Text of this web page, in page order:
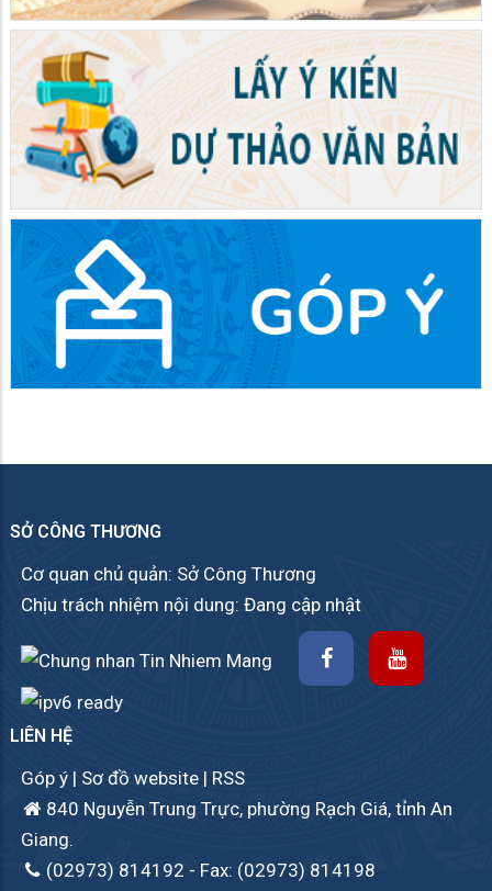
SỞ CÔNG THƯƠNG
Cơ quan chủ quản: Sở Công Thương
Chịu trách nhiệm nội dung: Đang cập nhật
LIÊN HỆ
Góp ý | Sơ đồ website | RSS
840 Nguyễn Trung Trực, phường Rạch Giá, tỉnh An
Giang.
(02973) 814192 - Fax: (02973) 814198